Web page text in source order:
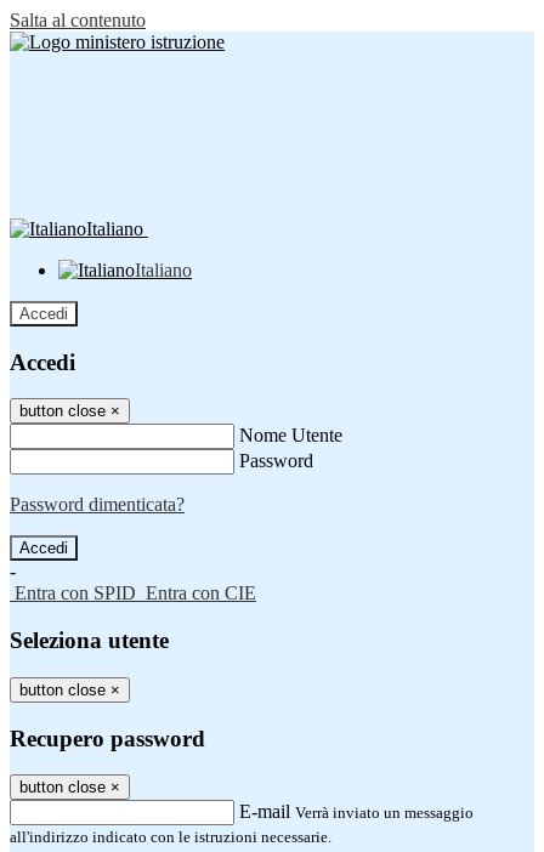
Salta al contenuto
Italiano
Italiano
Accedi
Accedi
button close ×
Nome Utente
Password
Password dimenticata?
-
Entra con SPID Entra con CIE
Seleziona utente
button close ×
Recupero password
button close ×
E-mail Verrà inviato un messaggio
all'indirizzo indicato con le istruzioni necessarie.